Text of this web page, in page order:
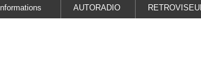
Informations AUTORADIO